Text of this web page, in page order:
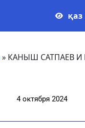
қаз
» КАНЫШ САТПАЕВ И
4 октября 2024